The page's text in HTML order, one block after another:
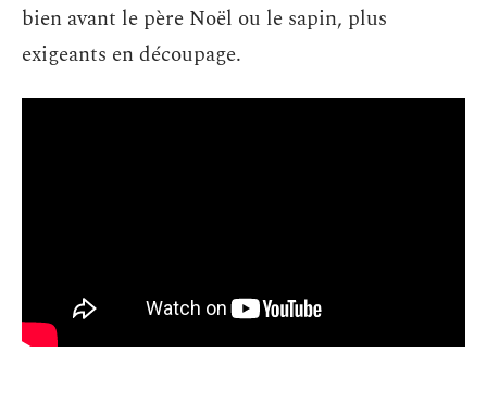
bien avant le père Noël ou le sapin, plus
exigeants en découpage.